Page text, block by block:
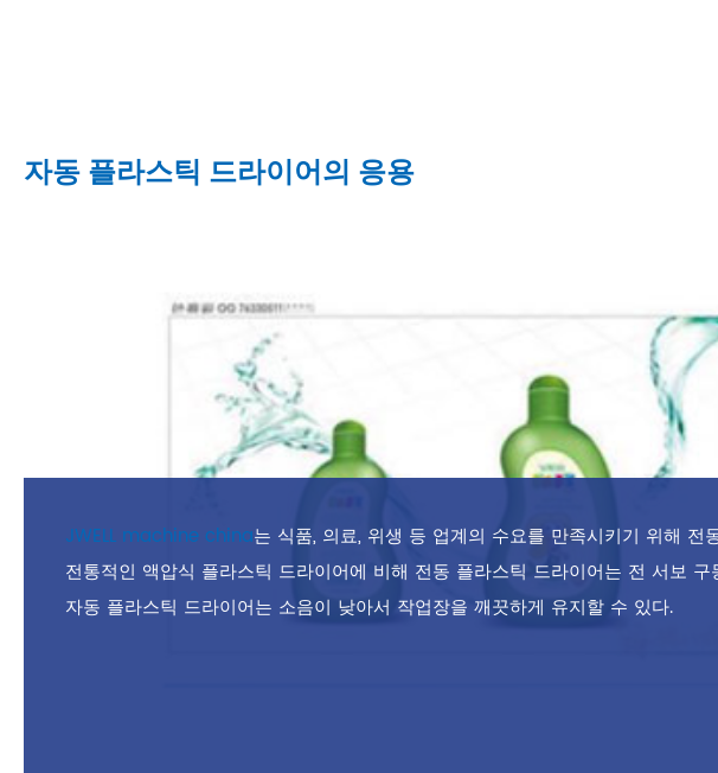
자동 플라스틱 드라이어의 응용
JWELL machine china는 식품, 의료, 위생 등 업계의 수요를 만족시키기 위해
전통적인 액압식 플라스틱 드라이어에 비해 전동 플라스틱 드라이어는 전 서보
자동 플라스틱 드라이어는 소음이 낮아서 작업장을 깨끗하게 유지할 수 있다.